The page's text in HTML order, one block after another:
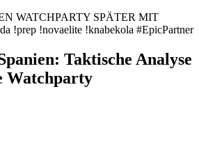
WATCHPARTY SPÄTER MIT
!prep !novaelite !knabekola #EpicPartner
Taktische Analyse
Watchparty